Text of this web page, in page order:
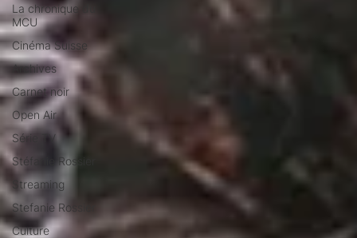
La chronique du
MCU
Cinéma Suisse
Archives
Carnet noir
Open Air
Série TV
Stéfanie Rossier
Streaming
Stefanie Rossier
Culture